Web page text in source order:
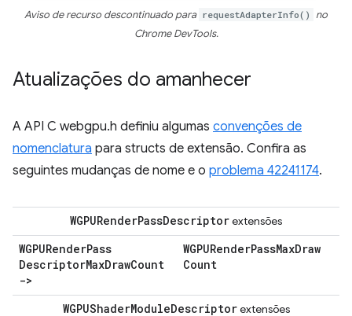
Aviso de recurso descontinuado para requestAdapterInfo()
no
Chrome DevTools.
Atualizações do amanhecer
A API C webgpu.h definiu algumas convenções de
nomenclatura para structs de extensão. Confira as
seguintes mudanças de nome e o problema 42241174.
WGPURenderPassDescriptorextensões
WGPURenderPass
DescriptorMaxDrawCount
->
WGPURenderPassMaxDraw
Count
WGPUShaderModuleDescriptorextensões